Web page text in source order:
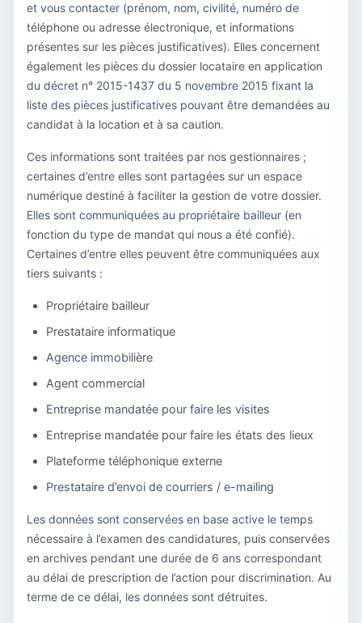
et vous contacter (prénom, nom, civilité, numéro de
téléphone ou adresse électronique, et informations
présentes sur les pièces justificatives). Elles concernent
également les pièces du dossier locataire en application
du décret n° 2015-1437 du 5 novembre 2015 fixant la
liste des pièces justificatives pouvant être demandées au
candidat à la location et à sa caution.
Ces informations sont traitées par nos gestionnaires ;
certaines d’entre elles sont partagées sur un espace
numérique destiné à faciliter la gestion de votre dossier.
Elles sont communiquées au propriétaire bailleur (en
fonction du type de mandat qui nous a été confié).
Certaines d’entre elles peuvent être communiquées aux
tiers suivants :
Propriétaire bailleur
Prestataire informatique
Agence immobilière
Agent commercial
Entreprise mandatée pour faire les visites
Entreprise mandatée pour faire les états des lieux
Plateforme téléphonique externe
Prestataire d’envoi de courriers / e-mailing
Les données sont conservées en base active le temps
nécessaire à l’examen des candidatures, puis conservées
en archives pendant une durée de 6 ans correspondant
au délai de prescription de l’action pour discrimination. Au
terme de ce délai, les données sont détruites.